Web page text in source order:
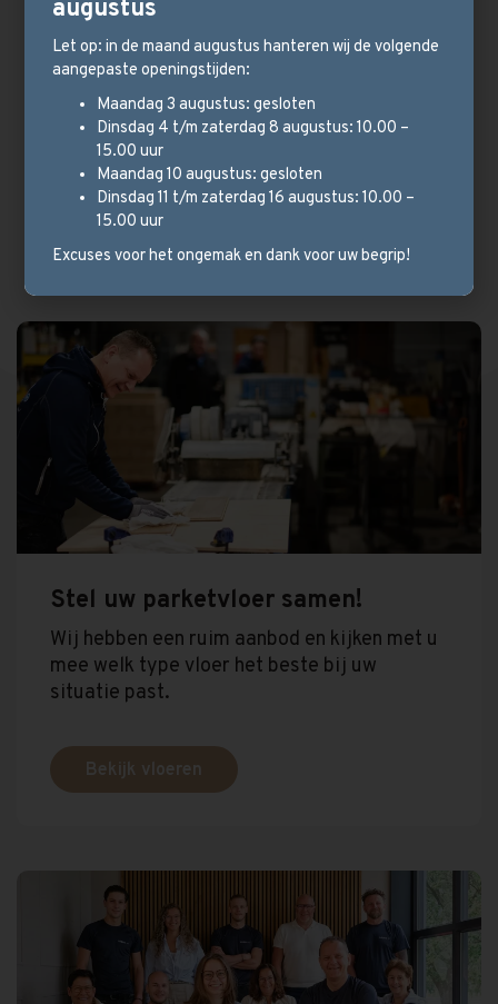
Stel uw parketvloer samen!
Wij hebben een ruim aanbod en kijken met u
mee welk type vloer het beste bij uw
situatie past.
Bekijk vloeren
augustus
Let op: in de maand augustus hanteren wij de volgende
aangepaste openingstijden:
Maandag 3 augustus: gesloten
Dinsdag 4 t/m zaterdag 8 augustus: 10.00 –
15.00 uur
Maandag 10 augustus: gesloten
Dinsdag 11 t/m zaterdag 16 augustus: 10.00 –
15.00 uur
Excuses voor het ongemak en dank voor uw begrip!